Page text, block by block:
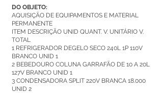
DO OBJETO:
AQUISIÇÃO DE EQUIPAMENTOS E MATERIAL
PERMANENTE
ITEM DESCRIÇÃO UNID QUANT. V. UNITÁRIO V.
TOTAL
1 REFRIGERADOR DEGELO SECO 240L 1P 110V
BRANCO UNID 1
2 BEBEDOURO COLUNA GARRAFÃO DE 10 A 20L
127V BRANCO UNID 1
3 CONDENSADORA SPLIT 220V BRANCA 18.000
UNID 2